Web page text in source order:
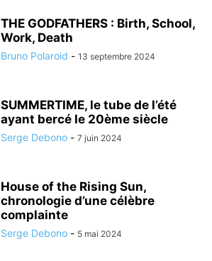
THE GODFATHERS : Birth, School,
Work, Death
Bruno Polaroid - 13 septembre 2024
SUMMERTIME, le tube de l’été
ayant bercé le 20ème siècle
Serge Debono - 7 juin 2024
House of the Rising Sun,
chronologie d’une célèbre
complainte
Serge Debono - 5 mai 2024